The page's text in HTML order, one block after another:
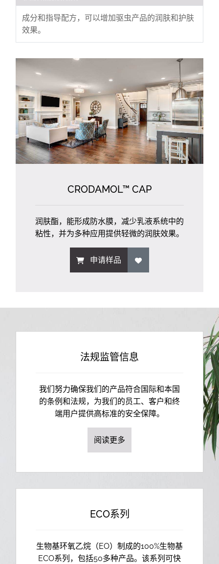
成分和指导配方，可以增加驱虫产品的润肤和护肤
效果。
CRODAMOL™ CAP
润肤酯，能形成防水膜，减少乳液系统中的
粘性，并为多种应用提供轻微的润肤效果。
申请样品
法规监管信息
我们努力确保我们的产品符合国际和本国
的条例和法规，为我们的员工、客户和终
端用户提供高标准的安全保障。
阅读更多
ECO系列
生物基环氧乙烷（EO）制成的100%生物基
ECO系列，包括50多种产品。该系列可快